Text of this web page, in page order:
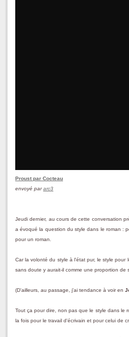
Proust par Cocteau
envoyé pararc3
Jeudi dernier, au cours de cette conversation
a évoqué la question du style dans le roman :
pour un roman.
Car la volonté du style à l'état pur, le style
sans doute y aurait-il comme une proportion de
(D'ailleurs, au passage, j'ai tendance à voir en
Tout ça pour dire, non pas que le style dans le
la fois pour le travail d'écrivain et pour celui de